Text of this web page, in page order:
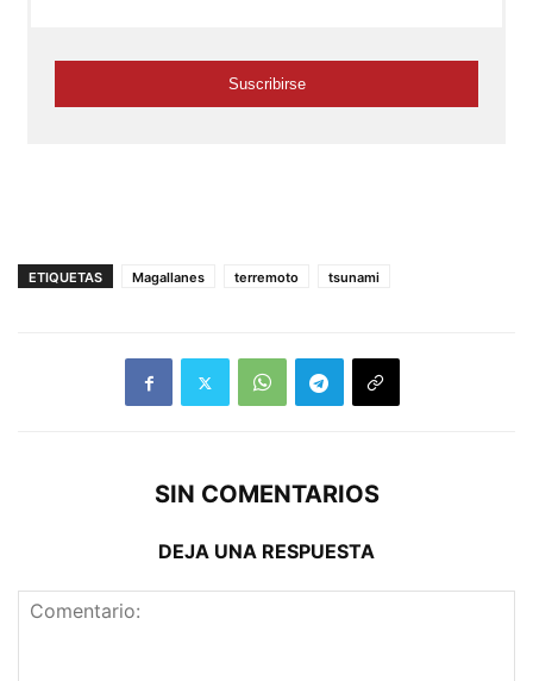
ETIQUETAS Magallanes terremoto tsunami
SIN COMENTARIOS
DEJA UNA RESPUESTA